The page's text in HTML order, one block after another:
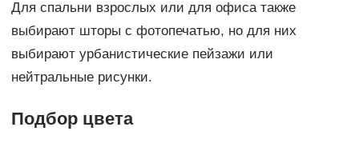
Для спальни взрослых или для офиса также
выбирают шторы с фотопечатью, но для них
выбирают урбанистические пейзажи или
нейтральные рисунки.
Подбор цвета